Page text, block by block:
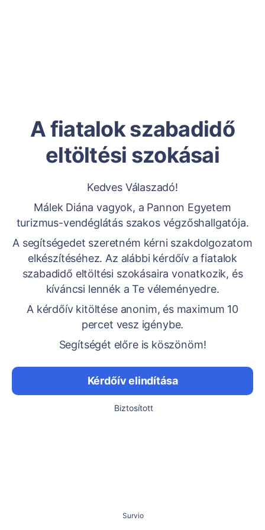
A fiatalok szabadidő
eltöltési szokásai
Kedves Válaszadó!
Málek Diána vagyok, a Pannon Egyetem
turizmus-vendéglátás szakos végzőshallgatója.
A segítségedet szeretném kérni szakdolgozatom
elkészítéséhez. Az alábbi kérdőív a fiatalok
szabadidő eltöltési szokásaira vonatkozik, és
kíváncsi lennék a Te véleményedre.
A kérdőív kitöltése anonim, és maximum 10
percet vesz igénybe.
Segítségét előre is köszönöm!
Kérdőív elindítása
Biztosított
Survio